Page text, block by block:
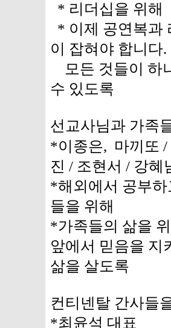
* 리더십을 위해
* 이제 공연복과
이 잡혀야 합니다.
모든 것들이 하
수 있도록
선교사님과 가족
*이종은, 마끼또 /
진 / 조현서 / 강혜
*해외에서 공부
들을 위해
*가족들의 삶을
앞에서 믿음을 지
삶을 살도록
컨티넨탈 간사들
*최윤석 대표